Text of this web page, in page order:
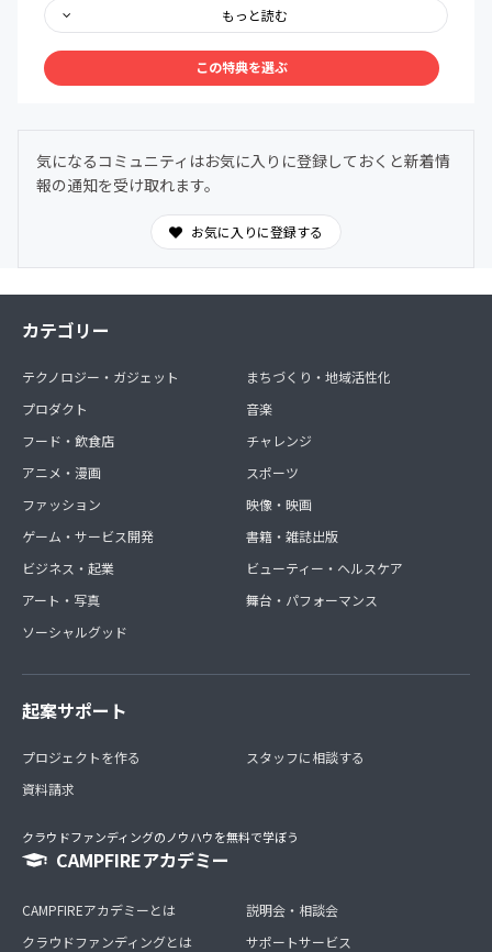
も、どこでも、自分の好きなタイミングでアクセスできま
す。
③ メンバー限定Discordコミュニティ
わからないことは気軽に質問OK。日常的に気づきや学び
を共有できます。
もっと読む
この特典を選ぶ
気になるコミュニティはお気に入りに登録しておくと新着情
報の通知を受け取れます。
お気に入りに登録する
カテゴリー
テクノロジー・ガジェット
プロダクト
フード・飲食店
アニメ・漫画
ファッション
ゲーム・サービス開発
ビジネス・起業
アート・写真
ソーシャルグッド
まちづくり・地域活性化
音楽
チャレンジ
スポーツ
映像・映画
書籍・雑誌出版
ビューティー・ヘルスケア
舞台・パフォーマンス
起案サポート
プロジェクトを作る
資料請求
スタッフに相談する
クラウドファンディングのノウハウを無料で学ぼう
CAMPFIREアカデミー
CAMPFIREアカデミーとは
クラウドファンディングとは
説明会・相談会
サポートサービス